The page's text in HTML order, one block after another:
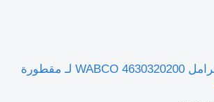
صمام التحكم في الفرامل WABCO 4630320200 لـ مقطورة